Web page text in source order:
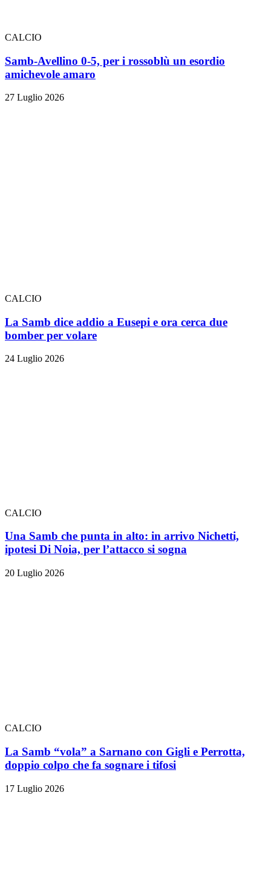
CALCIO
Samb-Avellino 0-5, per i rossoblù un esordio
amichevole amaro
27 Luglio 2026
CALCIO
La Samb dice addio a Eusepi e ora cerca due
bomber per volare
24 Luglio 2026
CALCIO
Una Samb che punta in alto: in arrivo Nichetti,
ipotesi Di Noia, per l’attacco si sogna
20 Luglio 2026
CALCIO
La Samb “vola” a Sarnano con Gigli e Perrotta,
doppio colpo che fa sognare i tifosi
17 Luglio 2026